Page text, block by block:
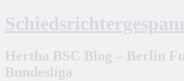
Hertha BSC Blog – Berlin
Bundesliga